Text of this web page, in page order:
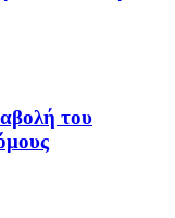
του